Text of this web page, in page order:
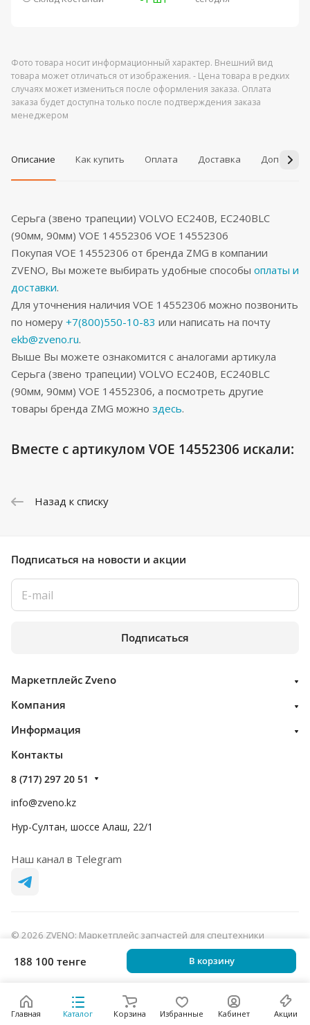
188 100 тенге В корзину
Фото товара носит информационный характер. Внешний вид
товара может отличаться от изображения. - Цена товара в редких
случаях может измениться после оформления заказа. Оплата
заказа будет доступна только после подтверждения заказа
менеджером
Описание Как купить Оплата Доставка
Серьга (звено трапеции) VOLVO EC240B, EC240BLC
(90мм, 90мм) VOE 14552306 VOE 14552306
Покупая VOE 14552306 от бренда ZMG в компании
ZVENO, Вы можете выбирать удобные способы оплаты и
доставки.
Для уточнения наличия VOE 14552306 можно позвонить
по номеру +7(800)550-10-83 или написать на почту
ekb@zveno.ru.
Выше Вы можете ознакомится с аналогами артикула
Серьга (звено трапеции) VOLVO EC240B, EC240BLC
(90мм, 90мм) VOE 14552306, а посмотреть другие
товары бренда ZMG можно здесь.
Вместе с артикулом VOE 14552306 искали:
Назад к списку
Подписаться на новости и акции
Подписаться
Маркетплейс Zveno
Компания
Информация
Контакты
8 (717) 297 20 51
info@zveno.kz
Нур-Султан, шоссе Алаш, 22/1
Наш канал в Telegram
© 2026 ZVENO: Маркетплейс запчастей для спецтехники
Конфиденциальность
Главная Каталог Корзина Избранные Кабинет Акции